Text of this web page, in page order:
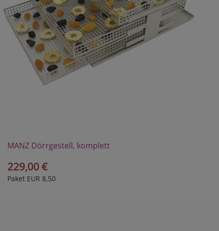
MANZ Dörrgestell, komplett
229,00 €
Paket EUR 8,50